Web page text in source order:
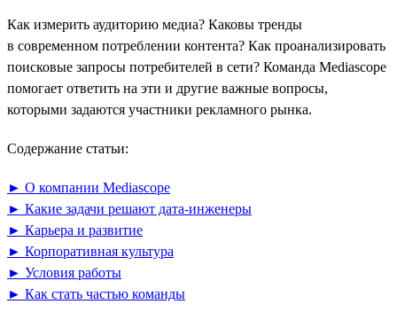
Как измерить аудиторию медиа? Каковы тренды
в современном потреблении контента? Как проанализировать
поисковые запросы потребителей в сети? Команда Mediascope
помогает ответить на эти и другие важные вопросы,
которыми задаются участники рекламного рынка.
Содержание статьи:
► О компании Mediascope
► Какие задачи решают дата-инженеры
► Карьера и развитие
► Корпоративная культура
► Условия работы
► Как стать частью команды